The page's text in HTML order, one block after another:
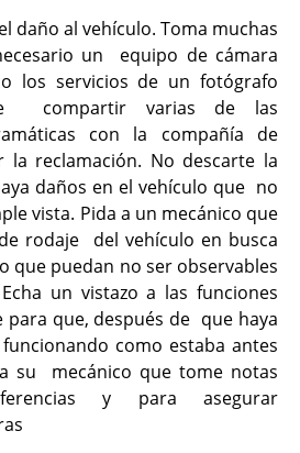
daño al vehículo. Toma muchas
un equipo de cámara
los servicios de un fotógrafo
compartir varias de las
con la compañía de
reclamación. No descarte la
daños en el vehículo que no
vista. Pida a un mecánico que
rodaje del vehículo en busca
que puedan no ser observables
un vistazo a las funciones
para que, después de que haya
como estaba antes
su mecánico que tome notas
y para asegurar